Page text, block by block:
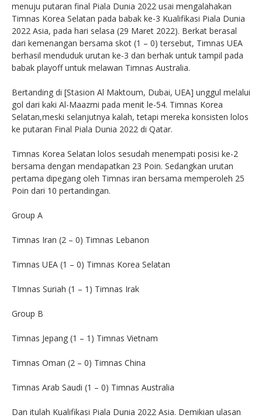
menuju putaran final Piala Dunia 2022 usai mengalahakan
Timnas Korea Selatan pada babak ke-3 Kualifikasi Piala Dunia
2022 Asia, pada hari selasa (29 Maret 2022). Berkat berasal
dari kemenangan bersama skot (1 – 0) tersebut, Timnas UEA
berhasil menduduk urutan ke-3 dan berhak untuk tampil pada
babak playoff untuk melawan Timnas Australia.
Bertanding di [Stasion Al Maktoum, Dubai, UEA] unggul melalui
gol dari kaki Al-Maazmi pada menit le-54. Timnas Korea
Selatan,meski selanjutnya kalah, tetapi mereka konsisten lolos
ke putaran Final Piala Dunia 2022 di Qatar.
Timnas Korea Selatan lolos sesudah menempati posisi ke-2
bersama dengan mendapatkan 23 Poin. Sedangkan urutan
pertama dipegang oleh Timnas iran bersama memperoleh 25
Poin dari 10 pertandingan.
Group A
Timnas Iran (2 – 0) Timnas Lebanon
Timnas UEA (1 – 0) Timnas Korea Selatan
TImnas Suriah (1 – 1) Timnas Irak
Group B
Timnas Jepang (1 – 1) Timnas Vietnam
Timnas Oman (2 – 0) Timnas China
Timnas Arab Saudi (1 – 0) Timnas Australia
Dan itulah Kualifikasi Piala Dunia 2022 Asia. Demikian ulasan